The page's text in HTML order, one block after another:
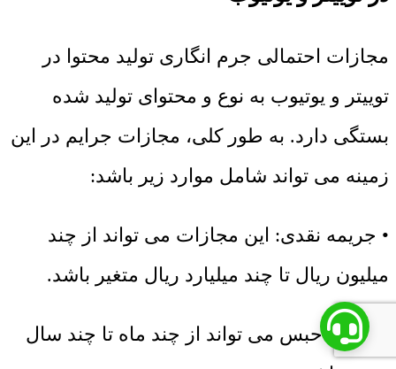
مجازات احتمالی جرم انگاری تولید محتوا در
توییتر و یوتیوب به نوع و محتوای تولید شده
بستگی دارد. به طور کلی، مجازات جرایم در این
زمینه می ‌تواند شامل موارد زیر باشد:
• جریمه نقدی: این مجازات می‌ تواند از چند
میلیون ریال تا چند میلیارد ریال متغیر باشد.
• حبس: حبس می ‌تواند از چند ماه تا چند سال